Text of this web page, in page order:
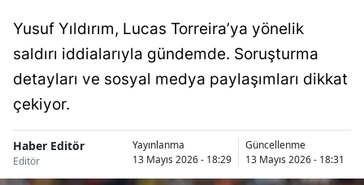
Artvin
Aydın
Bilecik
Bingöl
Yusuf Yıldırım, Lucas Torreira’ya yönelik
saldırı iddialarıyla gündemde. Soruşturma
detayları ve sosyal medya paylaşımları dikkat
çekiyor.
Haber Editör
Editör
Yayınlanma
13 Mayıs 2026 - 18:29
Güncellenme
13 Mayıs 2026 - 18:31